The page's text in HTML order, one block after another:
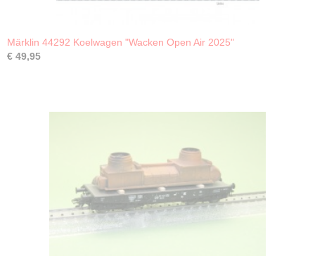
Märklin 44292 Koelwagen "Wacken Open Air 2025"
€ 49,95